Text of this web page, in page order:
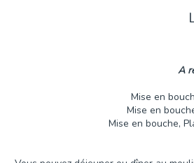
A
Mise en
Mise en
Mise en bouche,